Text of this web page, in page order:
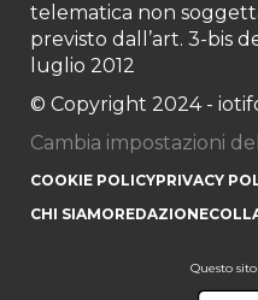
telematica non
previsto dall’art. 3-bis
luglio 2012
© Copyright 2024 -
Cambia impostazioni
COOKIE POLICYPRIVACY
CHI SIAMOREDAZIONE
Questo